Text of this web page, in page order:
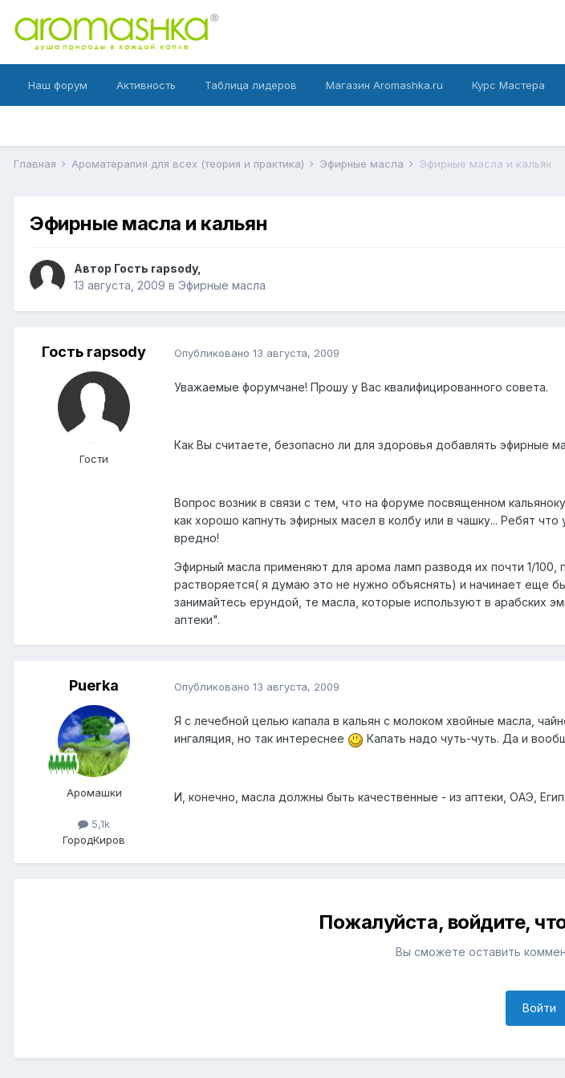
Наш форум Активность Таблица лидеров Магазин Aromashka.ru Курс Мастера
Главная Ароматерапия для всех (теория и практика) Эфирные масла Эфирные масла и кальян
Эфирные масла и кальян
Автор Гость rapsody,
13 августа, 2009 в Эфирные масла
Гость rapsody
Гости
Опубликовано 13 августа, 2009
Уважаемые форумчане! Прошу у Вас квалифицированного совета.
Как Вы считаете, безопасно ли для здоровья добавлять эфирные
Вопрос возник в связи с тем, что на форуме посвященном
как хорошо капнуть эфирных масел в колбу или в чашку... Ребят
вредно!
Эфирный масла применяют для арома ламп разводя их почти 1/100,
растворяется( я думаю это не нужно объяснять) и начинает еще
занимайтесь ерундой, те масла, которые используют в арабских
аптеки".
Puerka
Аромашки
5,1k
ГородКиров
Опубликовано 13 августа, 2009
Я с лечебной целью капала в кальян с молоком хвойные масла,
ингаляция, но так интереснее
Капать надо чуть-чуть. Да и
И, конечно, масла должны быть качественные - из аптеки, ОАЭ,
Пожалуйста, войдите,
Вы сможете оставить
Войти